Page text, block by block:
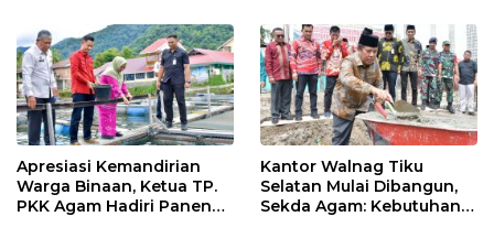
Apresiasi Kemandirian
Warga Binaan, Ketua TP.
PKK Agam Hadiri Panen
Kantor Walnag Tiku
Selatan Mulai Dibangun,
Sekda Agam: Kebutuhan